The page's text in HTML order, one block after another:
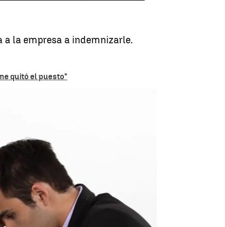
la empresa a indemnizarle.
quitó el puesto"